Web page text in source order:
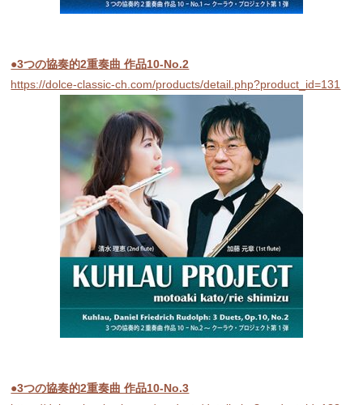
●3つの協奏的2重奏曲 作品10-No.2
https://dolce-classic-ch.com/products/detail.php?product_id=131
●3つの協奏的2重奏曲 作品10-No.3